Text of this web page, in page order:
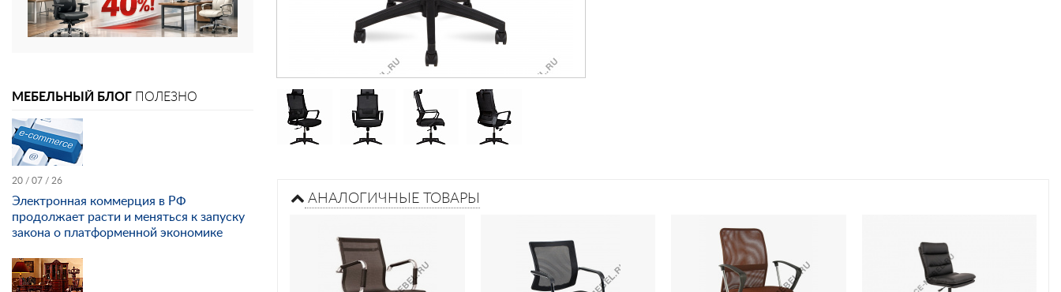
АНАЛОГИЧНЫЕ ТОВАРЫ
МЕБЕЛЬНЫЙ БЛОГ ПОЛЕЗНО
20 / 07 / 26
Электронная коммерция в РФ
продолжает расти и меняться к запуску
закона о платформенной экономике